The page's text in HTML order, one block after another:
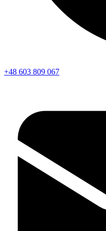
+48 603 809 067